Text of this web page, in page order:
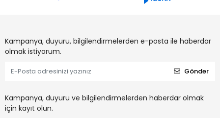
Kampanya, duyuru, bilgilendirmelerden e-posta ile haberdar
olmak istiyorum.
Gönder
Kampanya, duyuru ve bilgilendirmelerden haberdar olmak
için kayıt olun.